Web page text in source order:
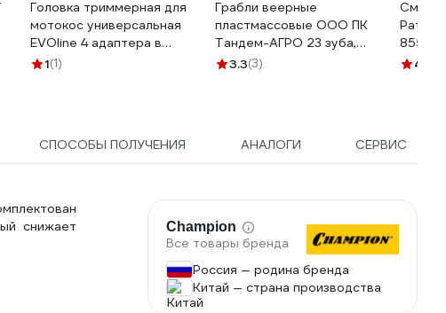
Головка триммерная для
мотокос универсальная
EVOline 4 адаптера в
комплекте, нейлон,
1(1)
Грабли веерные
пластмассовые ООО ПК
Тандем-АГРО 23 зуба,
ЧЕРНЫЕ, ширина рабочей
3.3(3)
Patriot
4.8
СПОСОБЫ ПОЛУЧЕНИЯ АНАЛОГИ СЕРВИС
снижает
Champion
Все товары бренда
Россия — родина бренда
Китай — страна производства